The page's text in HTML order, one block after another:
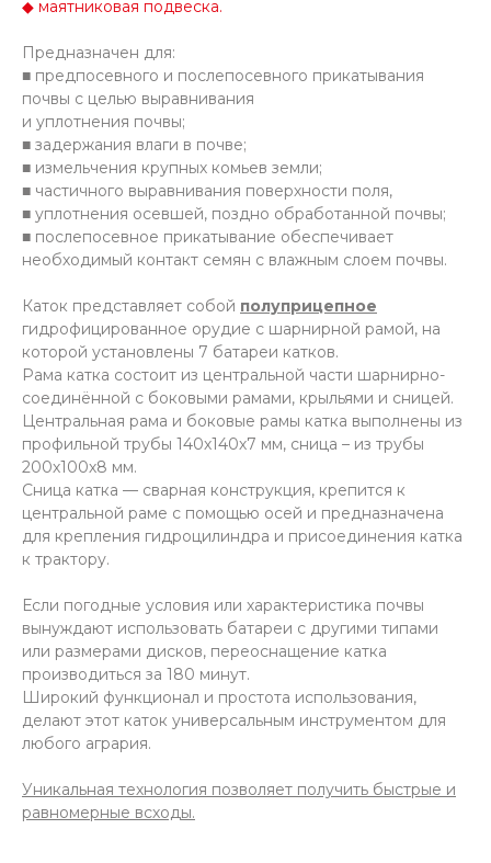
◆ маятниковая подвеска.
Предназначен для:
■ предпосевного и послепосевного прикатывания
почвы с целью выравнивания
и уплотнения почвы;
■ задержания влаги в почве;
■ измельчения крупных комьев земли;
■ частичного выравнивания поверхности поля,
■ уплотнения осевшей, поздно обработанной почвы;
■ послепосевное прикатывание обеспечивает
необходимый контакт семян с влажным слоем почвы.
Каток представляет собой полуприцепное
гидрофицированное орудие с шарнирной рамой, на
которой установлены 7 батареи катков.
Рама катка состоит из центральной части шарнирно-
соединённой с боковыми рамами, крыльями и сницей.
Центральная рама и боковые рамы катка выполнены из
профильной трубы 140х140х7 мм, сница – из трубы
200х100х8 мм.
Сница катка — сварная конструкция, крепится к
центральной раме с помощью осей и предназначена
для крепления гидроцилиндра и присоединения катка
к трактору.
Если погодные условия или характеристика почвы
вынуждают использовать батареи с другими типами
или размерами дисков, переоснащение катка
производиться за 180 минут.
Широкий функционал и простота использования,
делают этот каток универсальным инструментом для
любого агрария.
Уникальная технология позволяет получить быстрые и
равномерные всходы.